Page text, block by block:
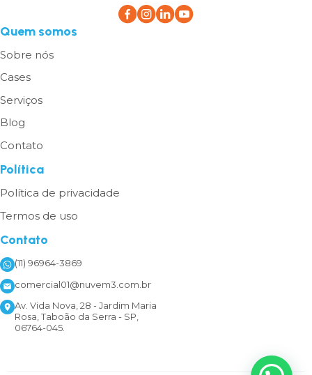
Quem somos
Sobre nós
Cases
Serviços
Blog
Contato
Política
Política de privacidade
Termos de uso
Contato
(11) 96964-3869
comercial01@nuvem3.com.br
Av. Vida Nova, 28 - Jardim Maria
Rosa, Taboão da Serra - SP,
06764-045.
1